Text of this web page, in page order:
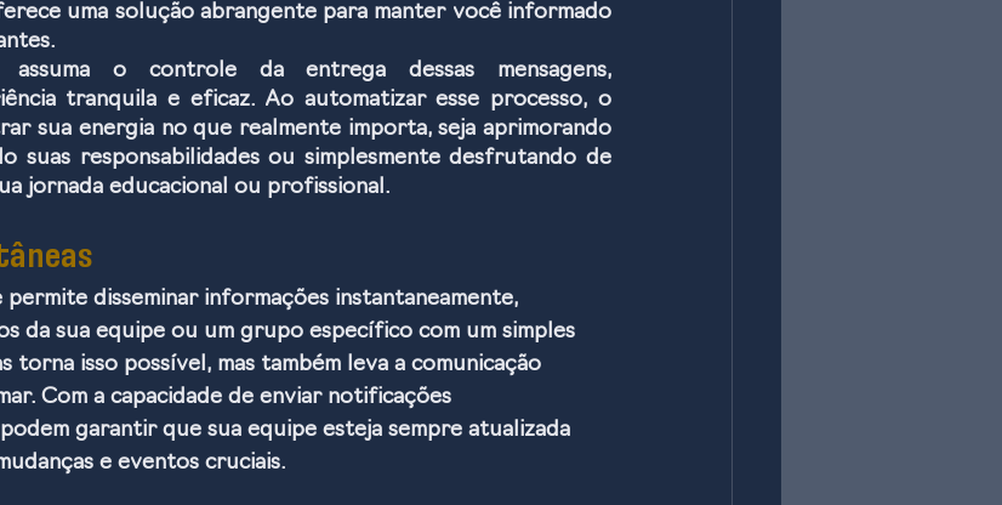
uma solução abrangente para manter você informado
o controle da entrega dessas mensagens,
tranquila e eficaz. Ao automatizar esse processo, o
sua energia no que realmente importa, seja aprimorando
suas responsabilidades ou simplesmente desfrutando de
jornada educacional ou profissional.
disseminar informações instantaneamente,
da sua equipe ou um grupo específico com um simples
torna isso possível, mas também leva a comunicação
Com a capacidade de enviar notificações
garantir que sua equipe esteja sempre atualizada
e eventos cruciais.